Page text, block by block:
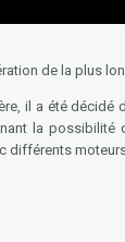
de la plus
il a été
la
différents